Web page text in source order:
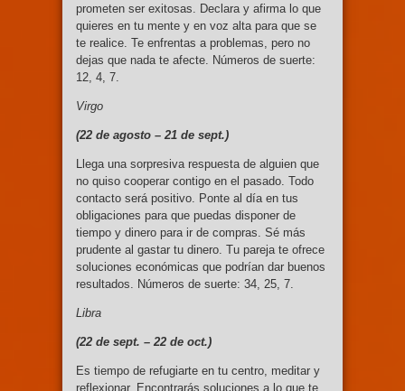
prometen ser exitosas. Declara y afirma lo que
quieres en tu mente y en voz alta para que se
te realice. Te enfrentas a problemas, pero no
dejas que nada te afecte. Números de suerte:
12, 4, 7.
Virgo
(22 de agosto – 21 de sept.)
Llega una sorpresiva respuesta de alguien que
no quiso cooperar contigo en el pasado. Todo
contacto será positivo. Ponte al día en tus
obligaciones para que puedas disponer de
tiempo y dinero para ir de compras. Sé más
prudente al gastar tu dinero. Tu pareja te ofrece
soluciones económicas que podrían dar buenos
resultados. Números de suerte: 34, 25, 7.
Libra
(22 de sept. – 22 de oct.)
Es tiempo de refugiarte en tu centro, meditar y
reflexionar. Encontrarás soluciones a lo que te